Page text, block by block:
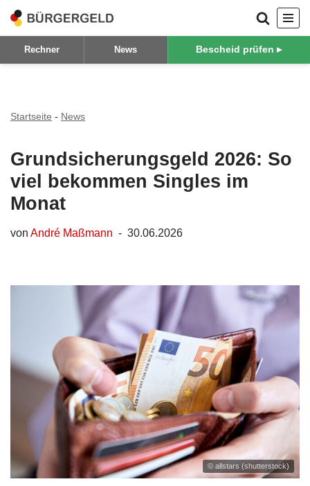
Zum
Inhalt
Rechner News Bescheid prüfen ▸
Startseite - News
Grundsicherungsgeld 2026: So
viel bekommen Singles im
Monat
von André Maßmann 30.06.2026
© allstars (shutterstock)